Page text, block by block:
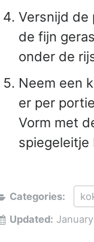
Versnijd de
de fijn
onder de
Neem een
er per
Vorm met
spiegeleitje
Categories:
Updated: